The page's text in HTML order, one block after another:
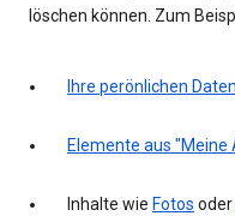
löschen können. Zum
Ihre perönlichen
Elemente aus "Meine
Inhalte wie Fotos oder